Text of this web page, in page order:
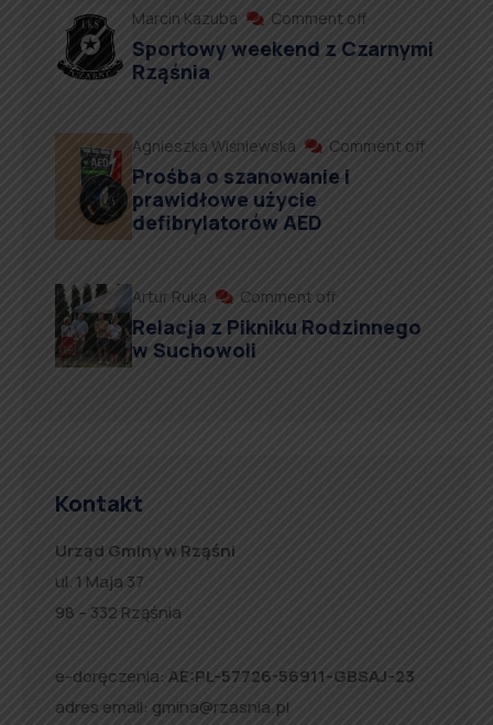
Marcin Kazuba Comment off
Sportowy weekend z Czarnymi
Rząśnia
Agnieszka Wiśniewska Comment off
Prośba o szanowanie i
prawidłowe użycie
defibrylatorów AED
Artur Ruka Comment off
Relacja z Pikniku Rodzinnego
w Suchowoli
Kontakt
Urząd Gminy w Rząśni
ul. 1 Maja 37
98 – 332 Rząśnia
e-doręczenia: AE:PL-57726-56911-GBSAJ-23
adres email: gmina@rzasnia.pl